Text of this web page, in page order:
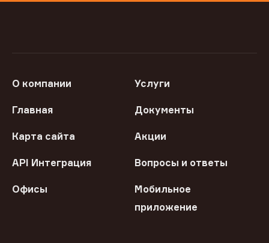
О компании Услуги
Главная Документы
Карта сайта Акции
API Интеграция Вопросы и ответы
Офисы
Мобильное
приложение